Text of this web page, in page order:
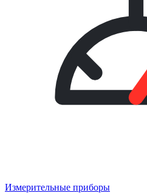
Измерительные приборы